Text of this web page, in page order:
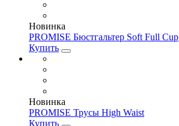
Новинка
PROMISE Бюстгальтер Soft Full Cup
Купить
Новинка
PROMISE Трусы High Waist
Купить